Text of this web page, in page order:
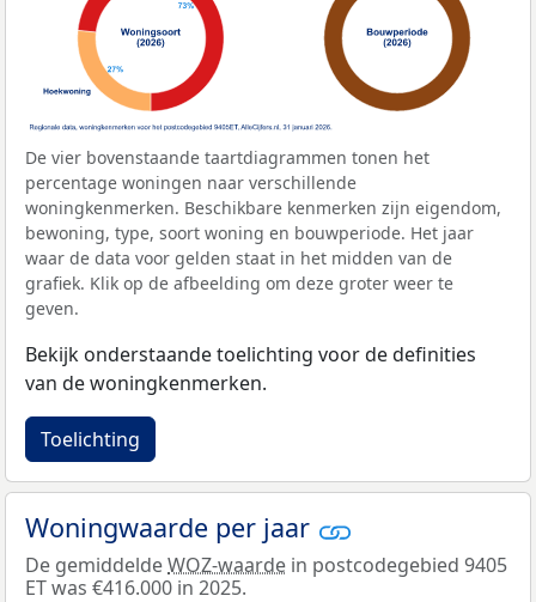
De vier bovenstaande taartdiagrammen tonen het
percentage woningen naar verschillende
woningkenmerken. Beschikbare kenmerken zijn eigendom,
bewoning, type, soort woning en bouwperiode. Het jaar
waar de data voor gelden staat in het midden van de
grafiek. Klik op de afbeelding om deze groter weer te
geven.
Bekijk onderstaande toelichting voor de definities
van de woningkenmerken.
Toelichting
Woningwaarde per jaar
De gemiddeldeWOZ-waarde in postcodegebied 9405
ET was €416.000 in 2025.